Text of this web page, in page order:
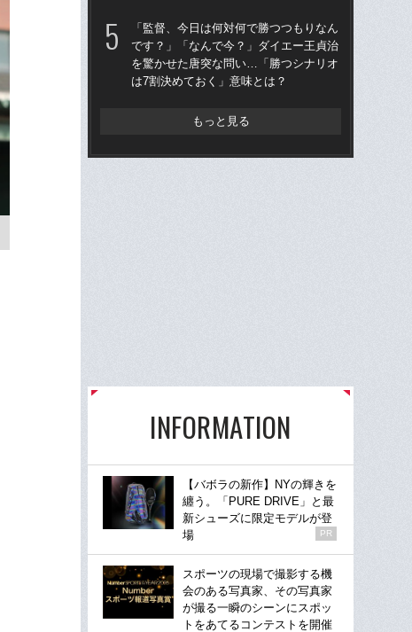
「監督、今日は何対何で勝つつもりなん
です？」「なんで今？」ダイエー王貞治
を驚かせた唐突な問い…「勝つシナリオ
は7割決めておく」意味とは？
もっと見る
INFORMATION
【バボラの新作】NYの輝きを
纏う。「PURE DRIVE」と最
新シューズに限定モデルが登
場
PR
スポーツの現場で撮影する機
会のある写真家、その写真家
が撮る一瞬のシーンにスポッ
トをあてるコンテストを開催